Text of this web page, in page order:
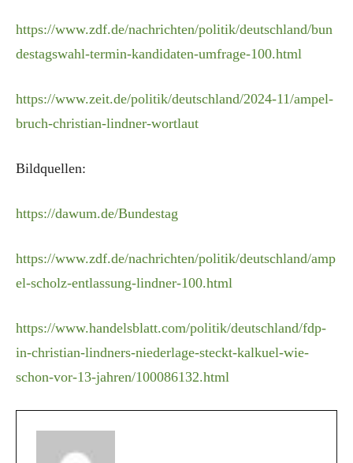
https://www.zdf.de/nachrichten/politik/deutschland/bun
destagswahl-termin-kandidaten-umfrage-100.html
https://www.zeit.de/politik/deutschland/2024-11/ampel-
bruch-christian-lindner-wortlaut
Bildquellen:
https://dawum.de/Bundestag
https://www.zdf.de/nachrichten/politik/deutschland/amp
el-scholz-entlassung-lindner-100.html
https://www.handelsblatt.com/politik/deutschland/fdp-
in-christian-lindners-niederlage-steckt-kalkuel-wie-
schon-vor-13-jahren/100086132.html